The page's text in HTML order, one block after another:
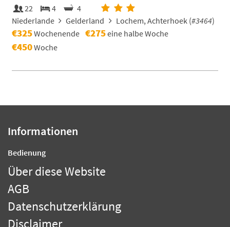
22 4
4
Niederlande
Gelderland Lochem, Achterhoek (#3464)
€325Wochenende €275eine halbe Woche
€450Woche
Informationen
Bedienung
Über diese Website
AGB
Datenschutzerklärung
Disclaimer